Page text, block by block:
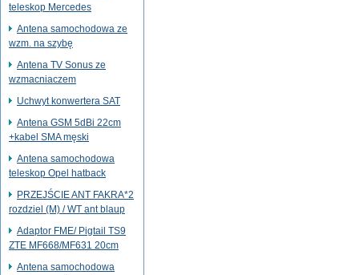
teleskop Mercedes
Antena samochodowa ze
wzm. na szybę
Antena TV Sonus ze
wzmacniaczem
Uchwyt konwertera SAT
Antena GSM 5dBi 22cm
+kabel SMA męski
Antena samochodowa
teleskop Opel hatback
PRZEJŚCIE ANT FAKRA*2
rozdziel (M) / WT ant blaup
Adaptor FME/ Pigtail TS9
ZTE MF668/MF631 20cm
Antena samochodowa